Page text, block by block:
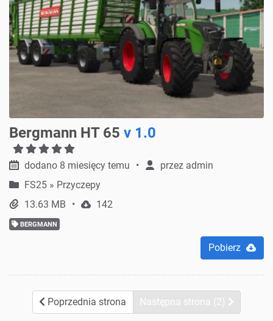
Bergmann HT 65 v 1.0
dodano 8 miesięcy temu przez admin
FS25 » Przyczepy
13.63 MB
142
BERGMANN
Pobierz
Poprzednia strona Następna strona (2)